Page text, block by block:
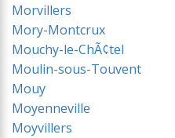
Morvillers
Mory-Montcrux
Mouchy-le-ChÃ¢tel
Moulin-sous-Touvent
Mouy
Moyenneville
Moyvillers